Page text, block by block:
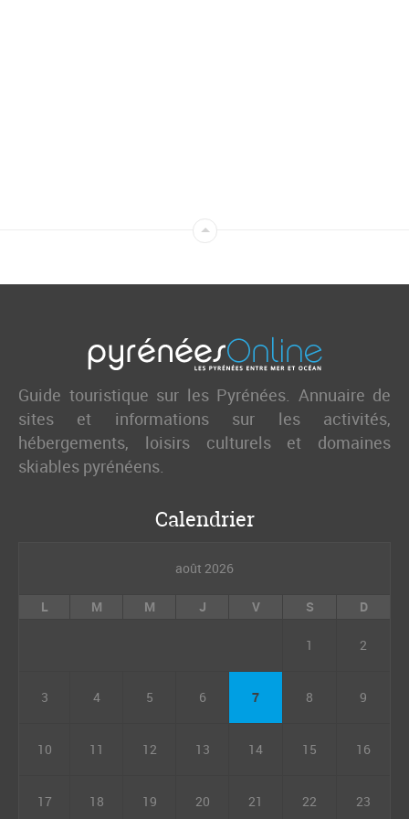
Guide touristique sur les Pyrénées. Annuaire de
sites et informations sur les activités,
hébergements, loisirs culturels et domaines
skiables pyrénéens.
Calendrier
août 2026
L M M J V S D
1 2
3 4 5 6 7 8 9
10 11 12 13 14 15 16
17 18 19 20 21 22 23